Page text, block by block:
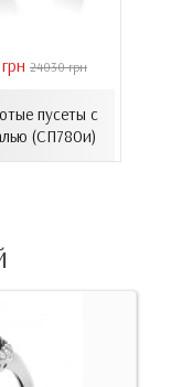
24030 грн
пусеты с
(СП780и)